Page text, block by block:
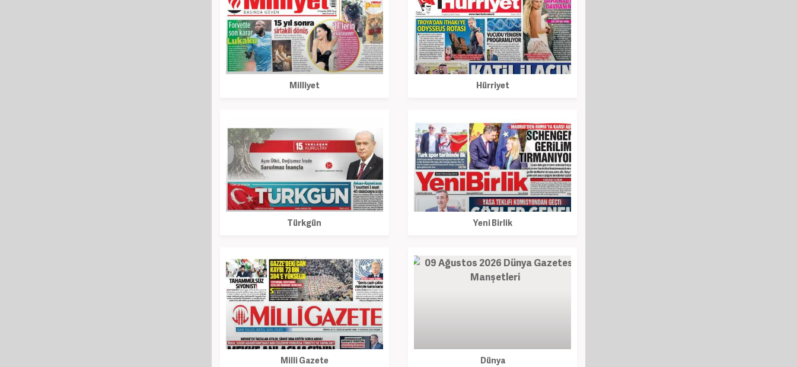
Milliyet Hürriyet
Türkgün Yeni Birlik
Milli Gazete Dünya